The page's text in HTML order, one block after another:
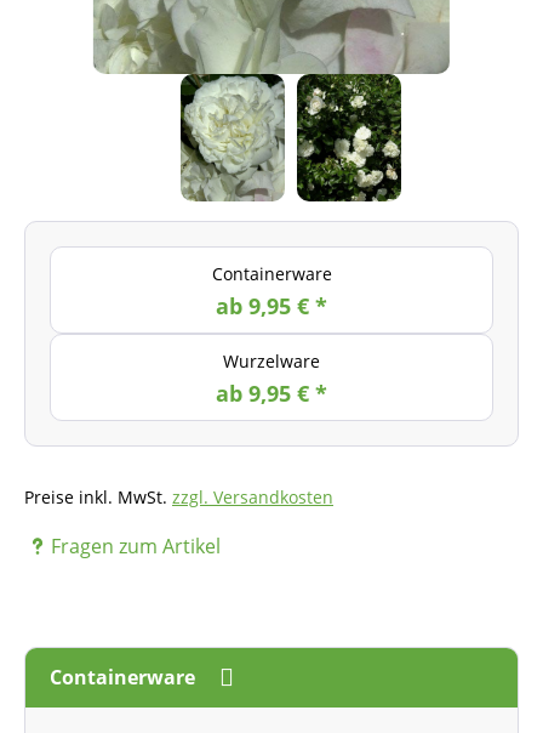
Containerware
ab 9,95 € *
Wurzelware
ab 9,95 € *
Preise inkl. MwSt. zzgl. Versandkosten
Fragen zum Artikel
Containerware